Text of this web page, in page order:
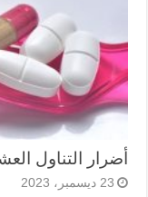
أضرار التناول
23 ديسمبر، 2023